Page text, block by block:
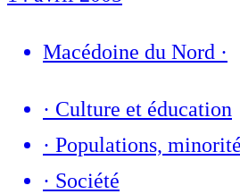
Macédoine du Nord ·
· Culture et éducation
· Populations,
· Société